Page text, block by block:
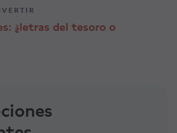
¿letras del tesoro o